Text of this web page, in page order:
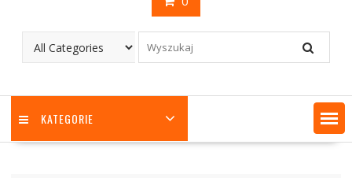
KATEGORIE